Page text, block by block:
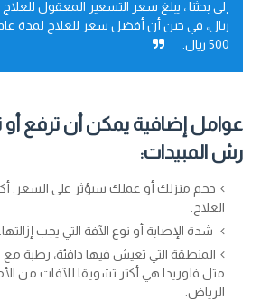
ريال، في حين أن أفضل سعر للعلاج لمدة
500 ريال.
عوامل إضافية يمكن أن ترفع
رش المبيدات:
حجم منزلك أو عملك سيؤثر على السعر.
العلاج.
شدة الإصابة أو نوع الآفة التي يجب إزالتها.
المنطقة التي تعيش فيها دافئة، رطبة مع
مثل فلوريدا هي أكثر تشويقا للآفات من
الرياض.